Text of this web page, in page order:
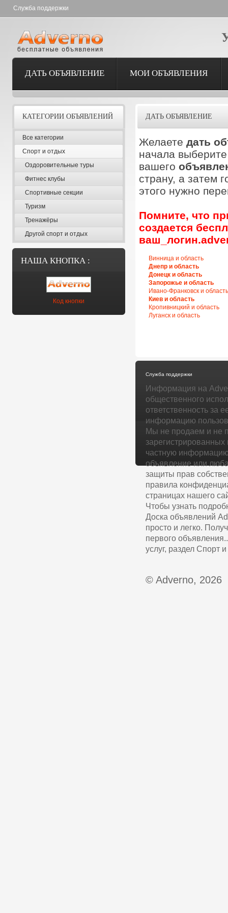
Служба поддержки
ДАТЬ ОБЪЯВЛЕНИЕ МОИ ОБЪЯВЛЕНИЯ
КАТЕГОРИИ ОБЪЯВЛЕНИЙ
Все категории
Спорт и отдых
Оздоровительные туры
Фитнес клубы
Спортивные секции
Туризм
Тренажёры
Другой спорт и отдых
НАША КНОПКА :
Код кнопки
ДАТЬ ОБЪЯВЛЕНИЕ
Желаете дать
начала выберите
вашего
страну, а затем
этого нужно
Помните, что
создается
Винница и область
Днепр и область
Донецк и область
Запорожье и область
Ивано-Франковск и область
Киев и область
Кропивницкий и область
Луганск и область
Служба поддержки
Информация на
общественного
ответственность за
информацию
Мы не продаем и не
частную информацию
объявление или
защиты прав
правила
страницах нашего
Чтобы узнать
Доска объявлений
просто и легко.
первого
услуг, раздел Спорт
© Adverno, 2026